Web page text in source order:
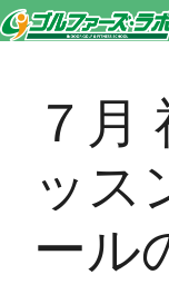
す。新宿区、若松河田で気軽にゴルフレッ
７月
ッス
ール